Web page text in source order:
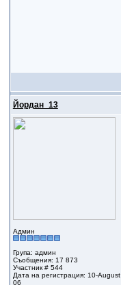
Йордан_13
Админ
Група: админ
Съобщения: 17 873
Участник # 544
Дата на регистрация: 10-August
06